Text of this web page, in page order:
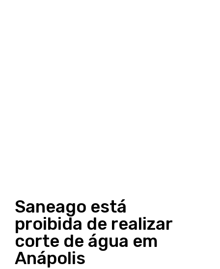
Saneago está
proibida de realizar
corte de água em
Anápolis